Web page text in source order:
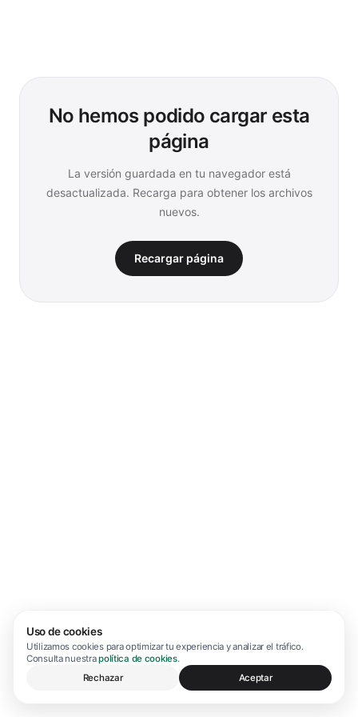
Uso de cookies
Utilizamos cookies para optimizar tu experiencia y analizar el tráfico.
Consulta nuestrapolítica de cookies.
Rechazar
Aceptar
No hemos podido cargar esta
página
La versión guardada en tu navegador está
desactualizada. Recarga para obtener los archivos
nuevos.
Recargar página